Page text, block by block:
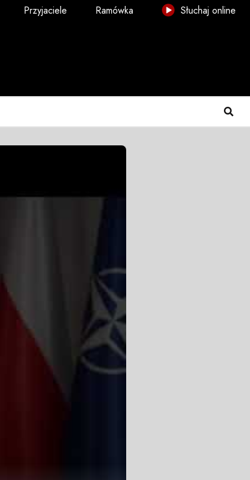
Przyjaciele Ramówka Słuchaj online